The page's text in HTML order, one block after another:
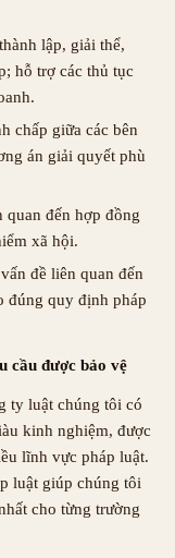
lập, giải thể,
hỗ trợ các thủ tục
chấp giữa các bên
án giải quyết phù
quan đến hợp đồng
xã hội.
đề liên quan đến
đúng quy định pháp
cầu được bảo vệ
ty luật chúng tôi có
kinh nghiệm, được
lĩnh vực pháp luật.
luật giúp chúng tôi
cho từng trường